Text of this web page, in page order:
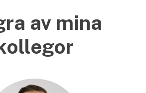
av mina